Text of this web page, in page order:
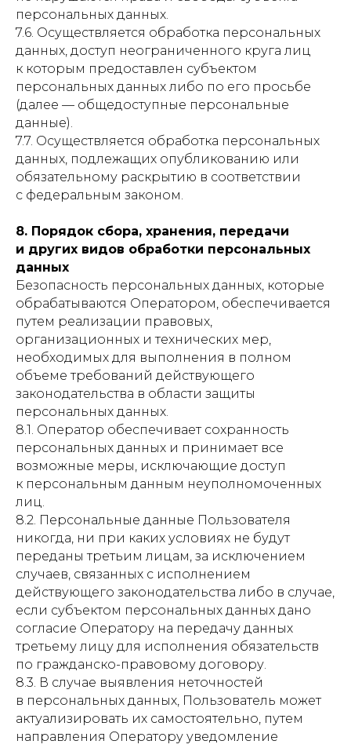
персональных данных.
7.6. Осуществляется обработка персональных
данных, доступ неограниченного круга лиц
к которым предоставлен субъектом
персональных данных либо по его просьбе
(далее — общедоступные персональные
данные).
7.7. Осуществляется обработка персональных
данных, подлежащих опубликованию или
обязательному раскрытию в соответствии
с федеральным законом.
8. Порядок сбора, хранения, передачи
и других видов обработки персональных
данных
Безопасность персональных данных, которые
обрабатываются Оператором, обеспечивается
путем реализации правовых,
организационных и технических мер,
необходимых для выполнения в полном
объеме требований действующего
законодательства в области защиты
персональных данных.
8.1. Оператор обеспечивает сохранность
персональных данных и принимает все
возможные меры, исключающие доступ
к персональным данным неуполномоченных
лиц.
8.2. Персональные данные Пользователя
никогда, ни при каких условиях не будут
переданы третьим лицам, за исключением
случаев, связанных с исполнением
действующего законодательства либо в случае,
если субъектом персональных данных дано
согласие Оператору на передачу данных
третьему лицу для исполнения обязательств
по гражданско-правовому договору.
8.3. В случае выявления неточностей
в персональных данных, Пользователь может
актуализировать их самостоятельно, путем
направления Оператору уведомление